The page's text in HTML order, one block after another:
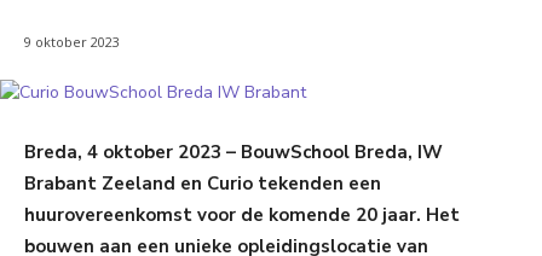
9 oktober 2023
Breda, 4 oktober 2023 – BouwSchool Breda, IW
Brabant Zeeland en Curio tekenden een
huurovereenkomst voor de komende 20 jaar. Het
bouwen aan een unieke opleidingslocatie van